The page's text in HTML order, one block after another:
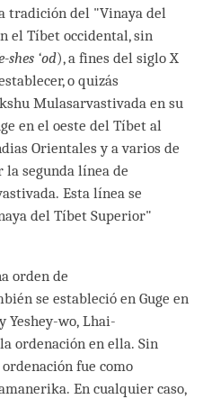
tradición del "Vinaya del
el Tíbet occidental, sin
shes ‘od), a fines del siglo X
o quizás
Mulasarvastivada en su
en el oeste del Tíbet al
Orientales y a varios de
la segunda línea de
Esta línea se
del Tíbet Superior"
orden de
se estableció en Guge en
Yeshey-wo, Lhai-
ordenación en ella. Sin
fue como
En cualquier caso,